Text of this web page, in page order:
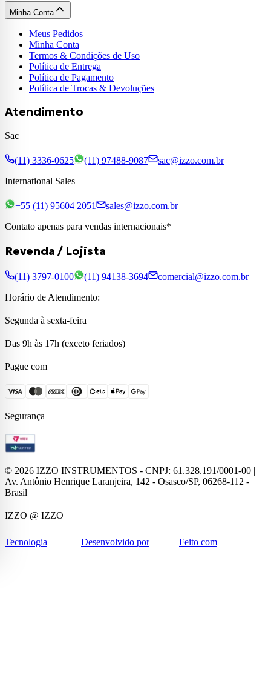
Minha Conta
Meus Pedidos
Minha Conta
Termos & Condições de Uso
Política de Entrega
Política de Pagamento
Política de Trocas & Devoluções
Atendimento
Sac
(11) 3336-0625 (11) 97488-9087
sac@izzo.com.br
International Sales
+55 (11) 95604 2051
sales@izzo.com.br
Contato apenas para vendas internacionais*
Revenda / Lojista
(11) 3797-0100 (11) 94138-3694
comercial@izzo.com.br
Horário de Atendimento:
Segunda à sexta-feira
Das 9h às 17h (exceto feriados)
Pague com
Segurança
© 2026 IZZO INSTRUMENTOS - CNPJ: 61.328.191/0001-00 |
Av. Antônio Henrique Laranjeira, 142 - Osasco/SP, 06268-112 -
Brasil
IZZO @ IZZO
Tecnologia Desenvolvido por Feito com